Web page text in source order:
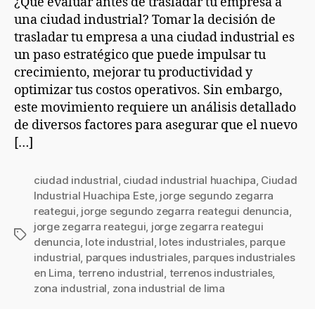
una ciudad industrial? Tomar la decisión de
trasladar tu empresa a una ciudad industrial es
un paso estratégico que puede impulsar tu
crecimiento, mejorar tu productividad y
optimizar tus costos operativos. Sin embargo,
este movimiento requiere un análisis detallado
de diversos factores para asegurar que el nuevo
[…]
ciudad industrial, ciudad industrial huachipa, Ciudad
Industrial Huachipa Este, jorge segundo zegarra
reategui, jorge segundo zegarra reategui denuncia,
jorge zegarra reategui, jorge zegarra reategui
denuncia, lote industrial, lotes industriales, parque
industrial, parques industriales, parques industriales
en Lima, terreno industrial, terrenos industriales,
zona industrial, zona industrial de lima